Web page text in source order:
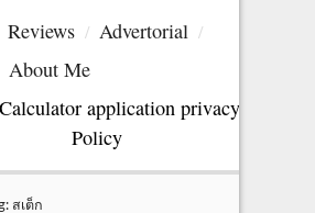
Reviews
Advertorial
About Me
application privacy
Policy
สเต็ก